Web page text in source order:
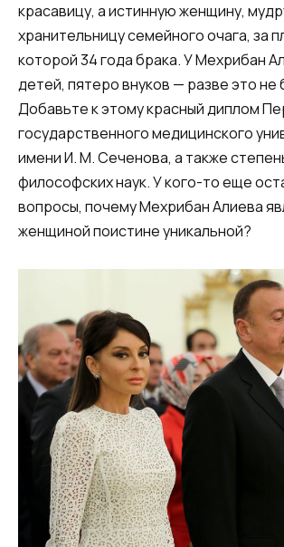
красавицу, а истинную женщину,
хранительницу семейного очага, за
которой 34 года брака. У Мехрибан
детей, пятеро внуков — разве это не
Добавьте к этому красный диплом
государственного медицинского
имени И. М. Сеченова, а также
философских наук. У кого-то еще
вопросы, почему Мехрибан Алиева
женщиной поистине уникальной?